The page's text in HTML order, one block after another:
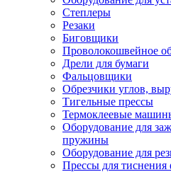
Степлеры
Резаки
Биговщики
Проволокошвейное
Дрели для бумаги
Фальцовщики
Обрезчики углов,
Тигельные прессы
Термоклеевые
Оборудование для
пружины
Оборудование для
Прессы для тиснения